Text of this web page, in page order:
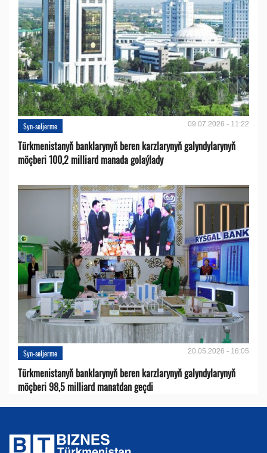
Syn-seljerme 09.07.2026 - 11:22
Türkmenistanyň banklarynyň beren karzlarynyň galyndylarynyň
möçberi 100,2 milliard manada golaýlady
Syn-seljerme 20.05.2026 - 16:05
Türkmenistanyň banklarynyň beren karzlarynyň galyndylarynyň
möçberi 98,5 milliard manatdan geçdi